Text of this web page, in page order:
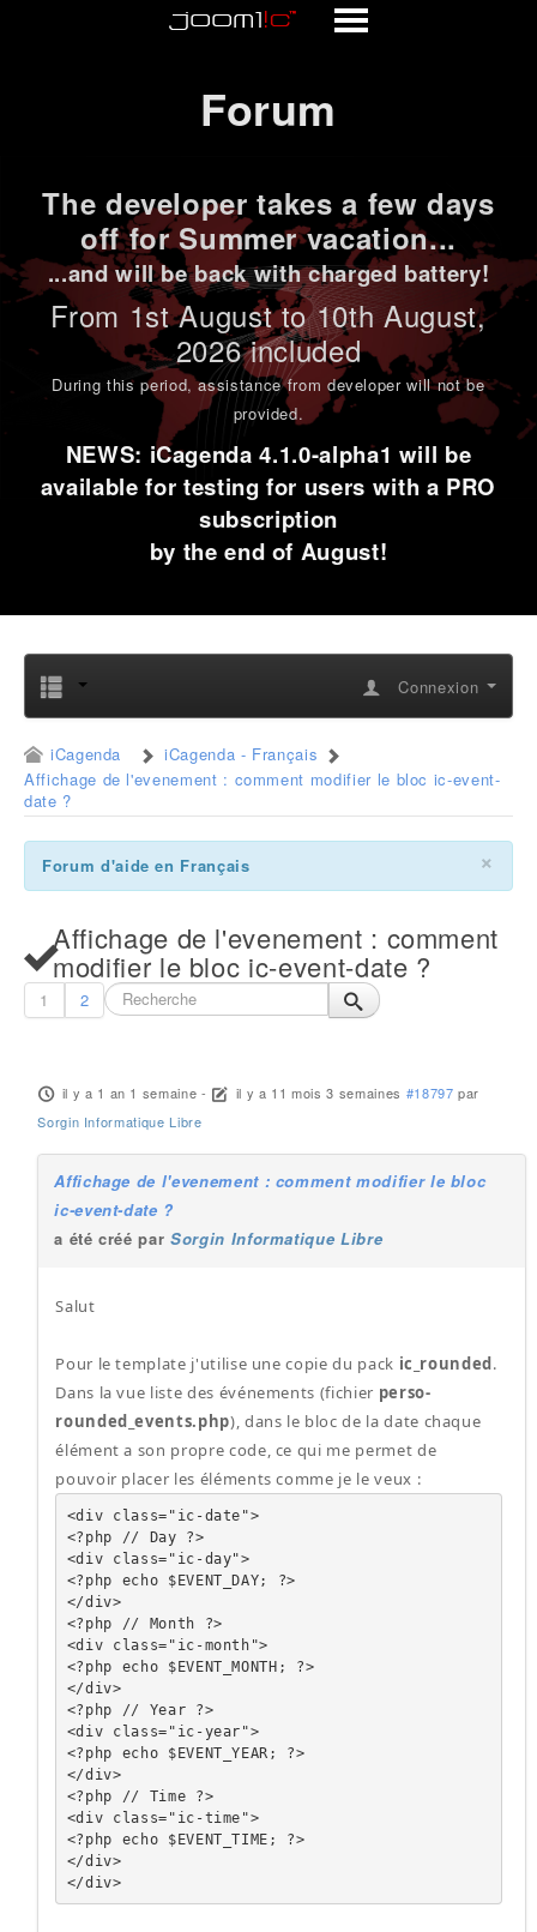
Forum
The developer takes a few days
off for Summer vacation...
...and will be back with charged battery!
From 1stAugust to 10th August,
2026 included
During this period,assistance from developer will not be
provided.
NEWS: iCagenda 4.1.0-alpha1 will be
available for testing for users with a PRO
subscription
by the end of August!
Connexion
iCagenda
iCagenda - Français
Affichage de l'evenement : comment modifier le bloc ic-event-
date ?
×
Forum d'aide en Français
Affichage de l'evenement : comment
modifier le bloc ic-event-date ?
1 2
il y a 1 an 1 semaine - il y a 11 mois 3 semaines #18797 par
Sorgin Informatique Libre
Affichage de l'evenement : comment modifier le bloc
ic-event-date ?
a été créé parSorgin Informatique Libre
Salut
Pour le template j'utilise une copie du pack ic_rounded.
Dans la vue liste des événements (fichier perso-
rounded_events.php), dans le bloc de la date chaque
élément a son propre code, ce qui me permet de
pouvoir placer les éléments comme je le veux :
<div class="ic-date">
<?php // Day ?>
<div class="ic-day">
<?php echo $EVENT_DAY; ?>
</div>
<?php // Month ?>
<div class="ic-month">
<?php echo $EVENT_MONTH; ?>
</div>
<?php // Year ?>
<div class="ic-year">
<?php echo $EVENT_YEAR; ?>
</div>
<?php // Time ?>
<div class="ic-time">
<?php echo $EVENT_TIME; ?>
</div>
</div>